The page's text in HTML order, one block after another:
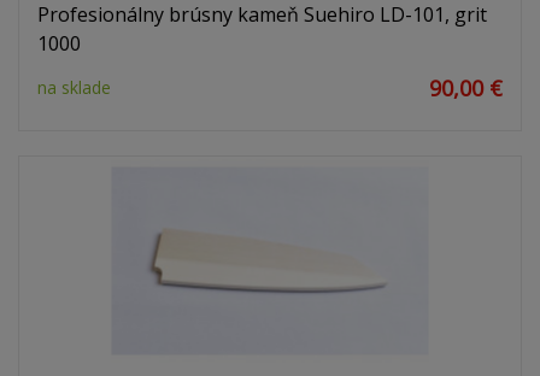
Profesionálny brúsny kameň Suehiro LD-101, grit
1000
na sklade 90,00 €